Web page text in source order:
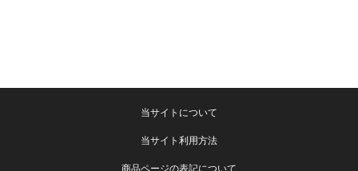
当サイトについて
当サイト利用方法
商品ページの表記について